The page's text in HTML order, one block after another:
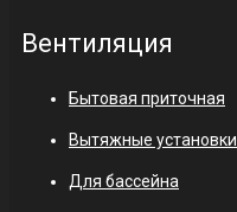
Вентиляция
Бытовая приточная
Вытяжные установки
Для бассейна